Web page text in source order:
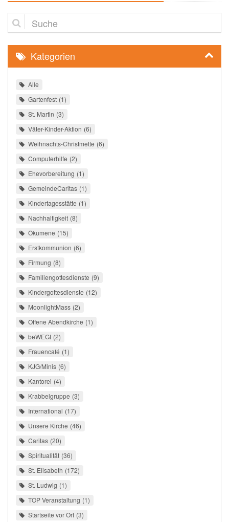
Suche
Kategorien
Alle
Gartenfest 1
St. Martin 3
Väter-Kinder-Aktion 6
Weihnachts-Christmette 6
Computerhilfe 2
Ehevorbereitung 1
GemeindeCaritas 1
Kindertagesstätte 1
Nachhaltigkeit 8
Ökumene 15
Erstkommunion 6
Firmung 8
Familiengottesdienste 9
Kindergottesdienste 12
MoonlightMass 2
Offene Abendkirche 1
beWEGt 2
Frauencafé 1
KJG/Minis 6
Kantorei 4
Krabbelgruppe 3
International 17
Unsere Kirche 46
Caritas 20
Spiritualität 36
St. Elisabeth 172
St. Ludwig 1
TOP Veranstaltung 1
Startseite vor Ort 3